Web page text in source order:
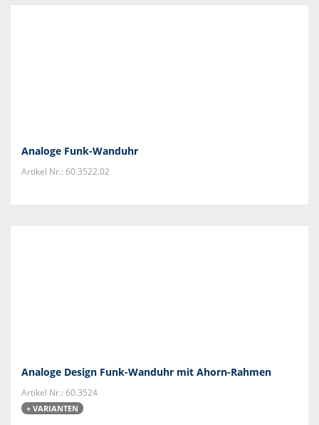
Analoge Funk-Wanduhr
Artikel Nr.: 60.3522.02
Analoge Design Funk-Wanduhr mit Ahorn-Rahmen
Artikel Nr.: 60.3524
+ VARIANTEN